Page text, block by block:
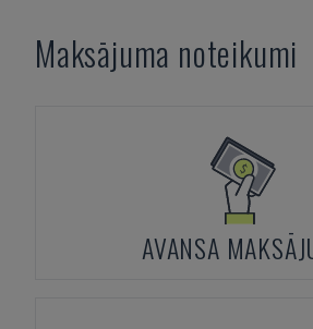
Maksājuma noteikumi
AVANSA